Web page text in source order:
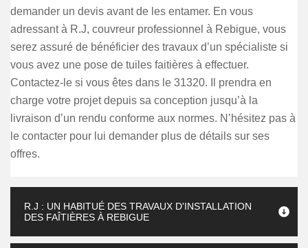
demander un devis avant de les entamer. En vous
adressant à R.J, couvreur professionnel à Rebigue, vous
serez assuré de bénéficier des travaux d’un spécialiste si
vous avez une pose de tuiles faitières à effectuer.
Contactez-le si vous êtes dans le 31320. Il prendra en
charge votre projet depuis sa conception jusqu’à la
livraison d’un rendu conforme aux normes. N’hésitez pas à
le contacter pour lui demander plus de détails sur ses
offres.
R.J : UN HABITUÉ DES TRAVAUX D'INSTALLATION
DES FAÎTIÈRES À REBIGUE